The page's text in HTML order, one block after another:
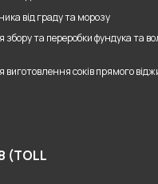
від граду та морозу
та переробки фундука та
соків прямого
(TOLL